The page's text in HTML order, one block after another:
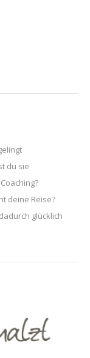
du sie
deine Reise?
glücklich